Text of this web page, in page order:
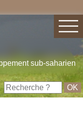
sub-saharien